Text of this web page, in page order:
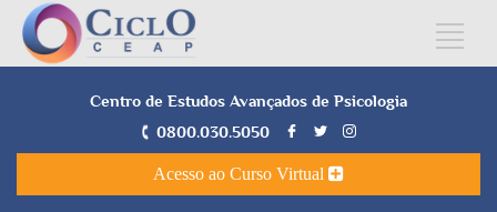
Centro de Estudos Avançados de Psicologia
0800.030.5050
Acesso ao Curso Virtual